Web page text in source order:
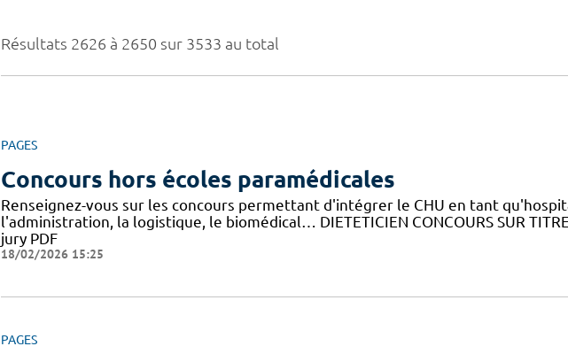
Résultats 2626 à 2650 sur 3533 au total
PAGES
Concours hors écoles paramédicales
Renseignez-vous sur les concours permettant d'intégrer le CHU en tant
l'administration, la logistique, le biomédical… DIETETICIEN CONCOURS SUR
jury PDF
18/02/2026 15:25
PAGES